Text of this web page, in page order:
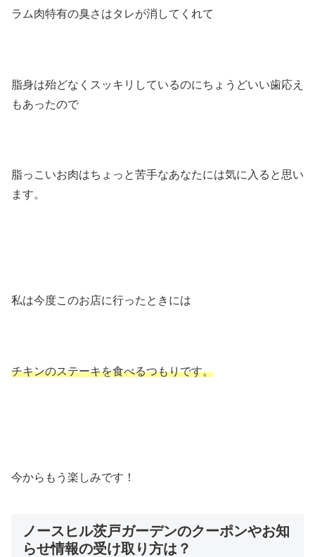
ラム肉特有の臭さはタレが消してくれて
脂身は殆どなくスッキリしているのにちょうどいい歯応え
もあったので
脂っこいお肉はちょっと苦手なあなたには気に入ると思い
ます。
私は今度このお店に行ったときには
チキンのステーキを食べるつもりです。
今からもう楽しみです！
ノースヒル茨戸ガーデンのクーポンやお知
らせ情報の受け取り方は？